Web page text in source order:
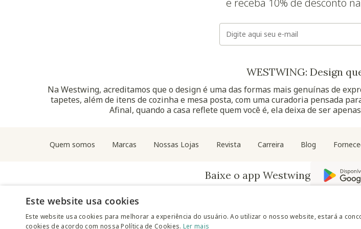
WESTWING: Design
Na Westwing, acreditamos que o design é uma das formas mais genuínas de
tapetes, além de itens de cozinha e mesa posta, com uma curadoria pensada
Afinal, quando a casa reflete quem você é, ela deixa de ser
Quem somos Marcas Nossas Lojas Revista Carreira Blog
Baixe o app Westwing
Este website usa cookies
Este website usa cookies para melhorar a experiência do usuário. Ao utilizar o nosso website, estará a
cookies de acordo com nossa Política de Cookies. Ler mais